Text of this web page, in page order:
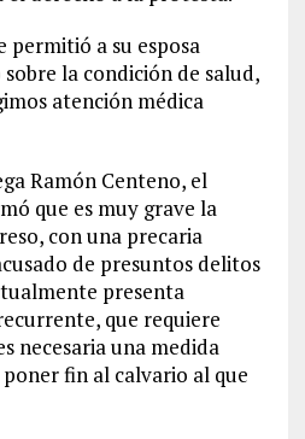
permitió a su esposa
la condición de salud,
atención médica
Ramón Centeno, el
que es muy grave la
con una precaria
de presuntos delitos
presenta
que requiere
necesaria una medida
fin al calvario al que